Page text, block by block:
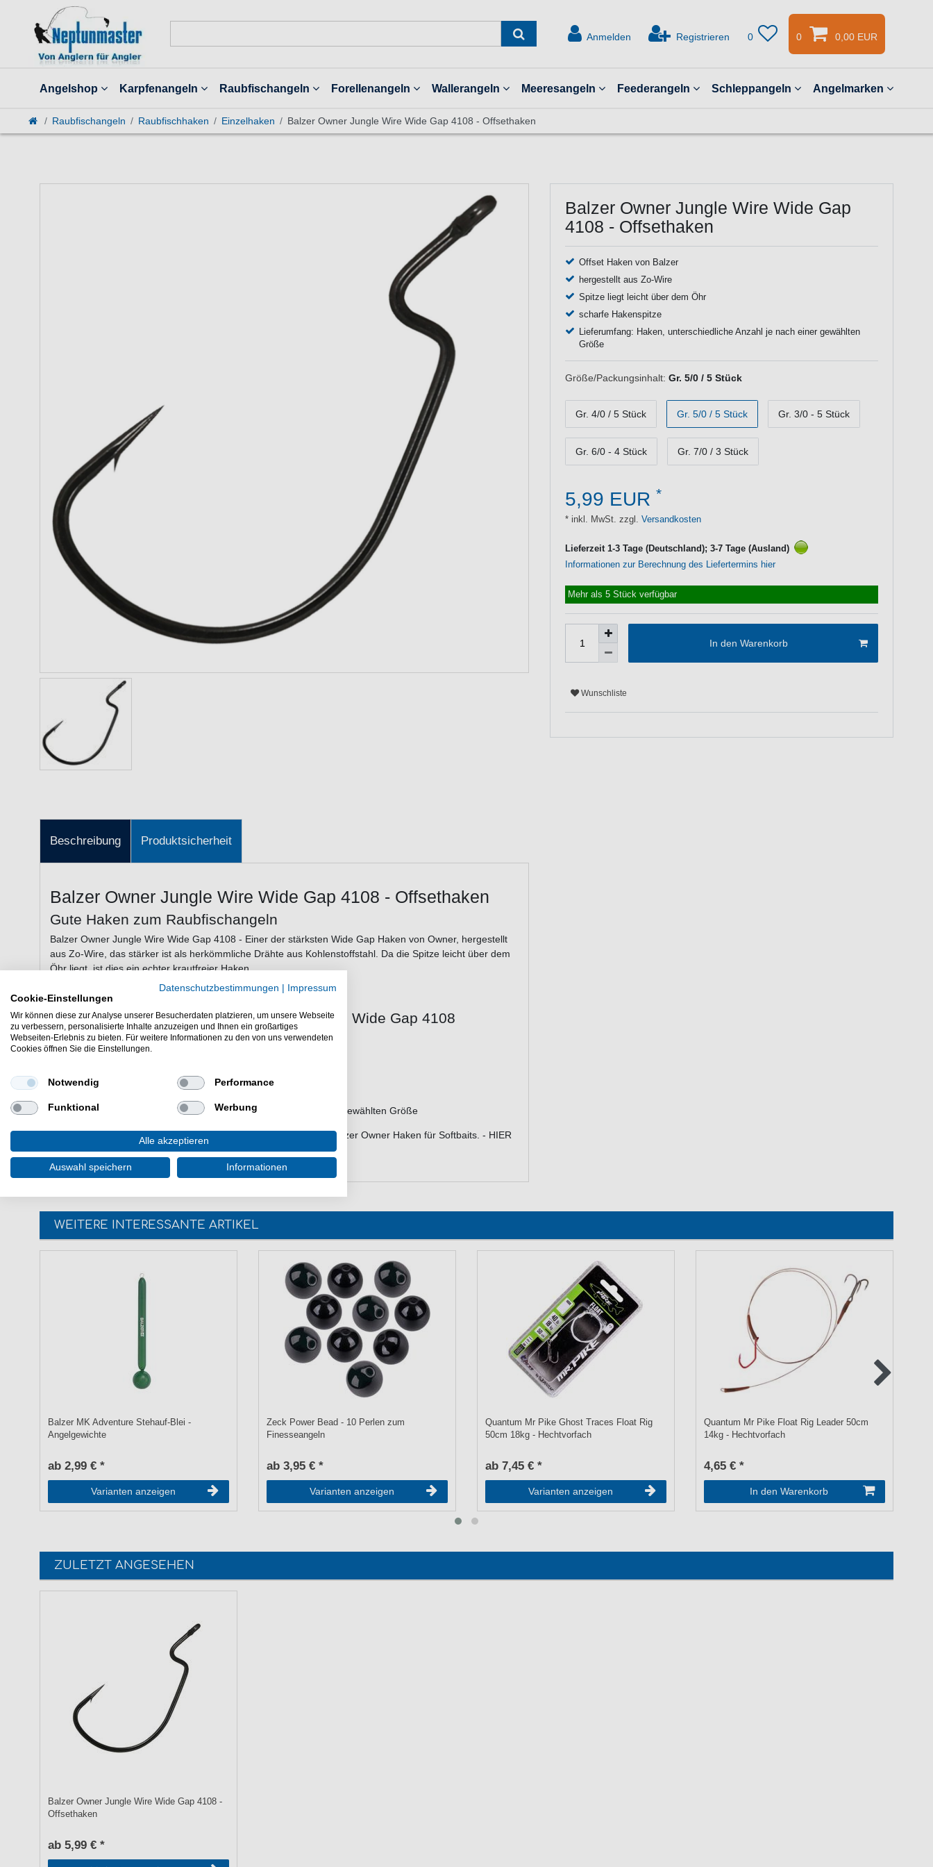
Anmelden Registrieren 0 0 0,00 EUR
Angelshop Karpfenangeln Raubfischangeln Forellenangeln Wallerangeln Meeresangeln Feederangeln Schleppangeln Angelmarken
Raubfischangeln Raubfischhaken Einzelhaken Balzer Owner Jungle Wire Wide Gap 4108 - Offsethaken
Balzer Owner Jungle Wire Wide Gap
4108 - Offsethaken
Offset Haken von Balzer
hergestellt aus Zo-Wire
Spitze liegt leicht über dem Öhr
scharfe Hakenspitze
Lieferumfang: Haken, unterschiedliche Anzahl je nach einer gewählten
Größe
Größe/Packungsinhalt: Gr. 5/0 / 5 Stück
Gr. 4/0 / 5 Stück Gr. 5/0 / 5 Stück Gr. 3/0 - 5 Stück
Gr. 6/0 - 4 Stück Gr. 7/0 / 3 Stück
5,99 EUR *
* inkl. MwSt. zzgl. Versandkosten
Lieferzeit 1-3 Tage (Deutschland); 3-7 Tage (Ausland)
Informationen zur Berechnung des Liefertermins hier
Mehr als 5 Stück verfügbar
In den Warenkorb
Wunschliste
Beschreibung Produktsicherheit
Balzer Owner Jungle Wire Wide Gap 4108 - Offsethaken
Gute Haken zum Raubfischangeln
Balzer Owner Jungle Wire Wide Gap 4108 - Einer der stärksten Wide Gap Haken von Owner, hergestellt
aus Zo-Wire, das stärker ist als herkömmliche Drähte aus Kohlenstoffstahl. Da die Spitze leicht über dem
Öhr liegt, ist dies ein echter krautfreier Haken.
Eigenschaften der Balzer Owner Jungle Wire Wide Gap 4108
Offset Haken
hergestellt aus Zo-Wire
scharfe Hakenspitze
Lieferumfang: Haken, unterschiedliche Anzahl je nach einer gewählten Größe
Günstig Jungle Wire Wide Gap 4108 online kaufen und sparen. Balzer Owner Haken für Softbaits. - HIER
Offsethaken bestellen.
WEITERE INTERESSANTE ARTIKEL
Balzer MK Adventure Stehauf-Blei -
Angelgewichte
ab 2,99 € *
Varianten anzeigen
Zeck Power Bead - 10 Perlen zum
Finesseangeln
ab 3,95 € *
Varianten anzeigen
Quantum Mr Pike Ghost Traces Float Rig
50cm 18kg - Hechtvorfach
ab 7,45 € *
Varianten anzeigen
Quantum Mr Pike Float Rig Leader 50cm
14kg - Hechtvorfach
4,65 € *
In den Warenkorb
ZULETZT ANGESEHEN
Balzer Owner Jungle Wire Wide Gap 4108 -
Offsethaken
ab 5,99 € *
Datenschutzbestimmungen | Impressum
Cookie-Einstellungen
Wir können diese zur Analyse unserer Besucherdaten platzieren, um unsere Webseite
zu verbessern, personalisierte Inhalte anzuzeigen und Ihnen ein großartiges
Webseiten-Erlebnis zu bieten. Für weitere Informationen zu den von uns verwendeten
Cookies öffnen Sie die Einstellungen.
Notwendig Performance
Funktional Werbung
Alle akzeptieren
Auswahl speichern Informationen